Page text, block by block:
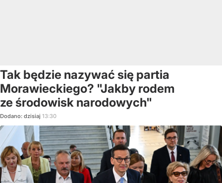
Tak będzie nazywać się partia
Morawieckiego? "Jakby rodem
ze środowisk narodowych"
Dodano: dzisiaj 13:30